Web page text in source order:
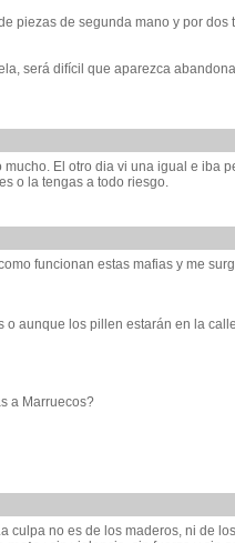
piezas de segunda mano y por dos
será difícil que aparezca
El otro dia vi una igual e iba
o la tengas a todo riesgo.
funcionan estas mafias y me
o aunque los pillen estarán en la
a Marruecos?
culpa no es de los maderos, ni de